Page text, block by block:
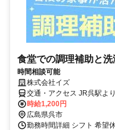
食堂での調理補助と洗
時間相談可能
株式会社イズ
交通・アクセス JR呉駅よ
時給1,200円
広島県呉市
勤務時間詳細 シフト 希望